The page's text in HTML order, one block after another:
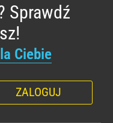
Sprawdź
Ciebie
ZALOGUJ